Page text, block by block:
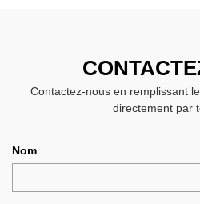
Contactez-nous en remplissant
directement par
Nom